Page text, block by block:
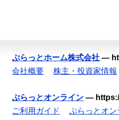
ぷらっとホーム株式会社 —
会社概要
株主・投資家情報
ぷらっとオンライン —
ご利用ガイド
ぷらっとオン